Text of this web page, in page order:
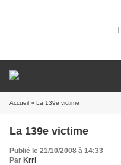
Accueil » La 139e victime
La 139e victime
Publié le 21/10/2008 à 14:33
Par Krri